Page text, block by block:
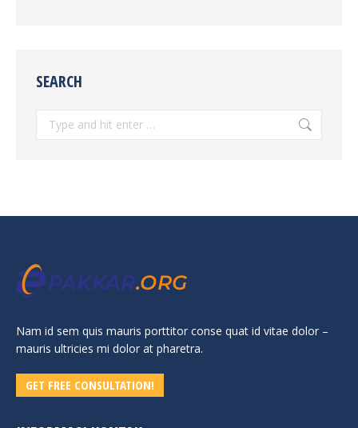
SEARCH
Search:
Nam id sem quis mauris porttitor conse quat id vitae dolor –
mauris ultricies mi dolor at pharetra.
GET FREE CONSULTATION!